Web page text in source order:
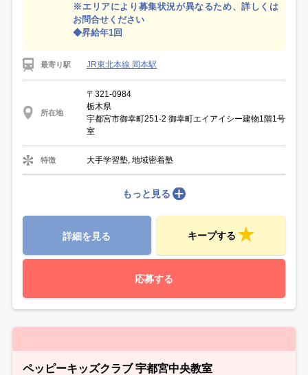
※エリアにより募集状況が異なるため、詳しくは
お問合せください
◆昇給年1回
最寄り駅 JR東北本線 岡本駅
所在地
〒321-0984
栃木県
宇都宮市御幸町251-2 御幸町エイアイシー建物1階1号
室
特徴 大手学習塾, 地域密着塾
もっと見る
詳細を見る キープする
応募する
ペッピーキッズクラブ 宇都宮中央教室